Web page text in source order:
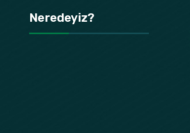
Neredeyiz?